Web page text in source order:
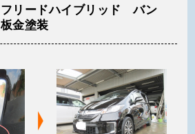
リードハイブリッド バン
金塗装